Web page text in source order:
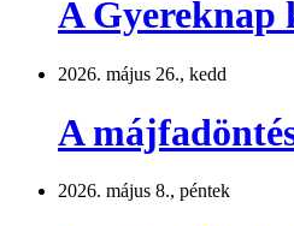
A Gyereknap
2026. május 26., kedd
A
2026. május 8., péntek